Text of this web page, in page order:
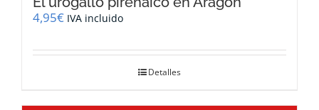
4,95€ IVA incluido
Detalles